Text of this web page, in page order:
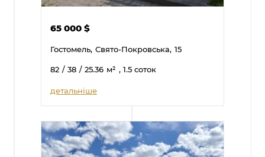
65 000$
Гостомель, Свято-Покровська, 15
82 / 38 / 25.36 м² , 1.5 соток
детальніше